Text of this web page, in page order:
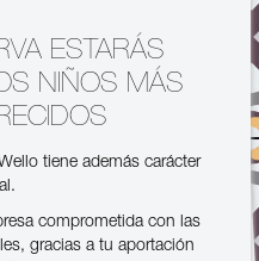
ESTARÁS
NIÑOS MÁS
tiene además carácter
comprometida con las
gracias a tu aportación